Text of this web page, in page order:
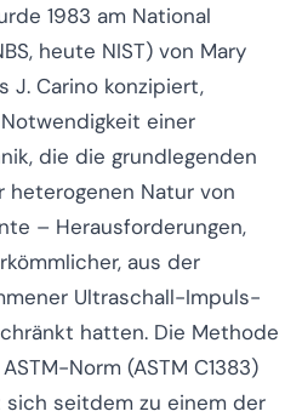
1983 am National
heute NIST) von Mary
J. Carino konzipiert,
einer
die die grundlegenden
heterogenen Natur von
– Herausforderungen,
aus der
Ultraschall-Impuls-
hatten. Die Methode
Norm (ASTM C1383)
seitdem zu einem der